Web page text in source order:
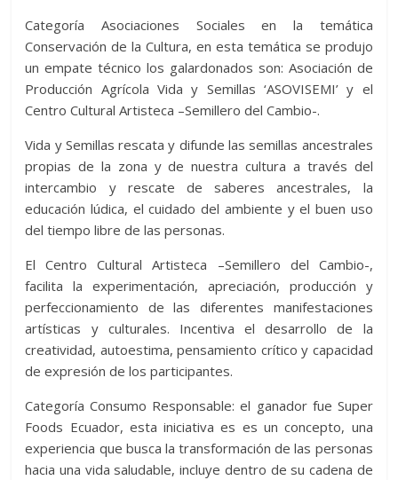
Categoría Asociaciones Sociales en la temática
Conservación de la Cultura, en esta temática se produjo
un empate técnico los galardonados son: Asociación de
Producción Agrícola Vida y Semillas ‘ASOVISEMI’ y el
Centro Cultural Artisteca –Semillero del Cambio-.
Vida y Semillas rescata y difunde las semillas ancestrales
propias de la zona y de nuestra cultura a través del
intercambio y rescate de saberes ancestrales, la
educación lúdica, el cuidado del ambiente y el buen uso
del tiempo libre de las personas.
El Centro Cultural Artisteca –Semillero del Cambio-,
facilita la experimentación, apreciación, producción y
perfeccionamiento de las diferentes manifestaciones
artísticas y culturales. Incentiva el desarrollo de la
creatividad, autoestima, pensamiento crítico y capacidad
de expresión de los participantes.
Categoría Consumo Responsable: el ganador fue Super
Foods Ecuador, esta iniciativa es es un concepto, una
experiencia que busca la transformación de las personas
hacia una vida saludable, incluye dentro de su cadena de